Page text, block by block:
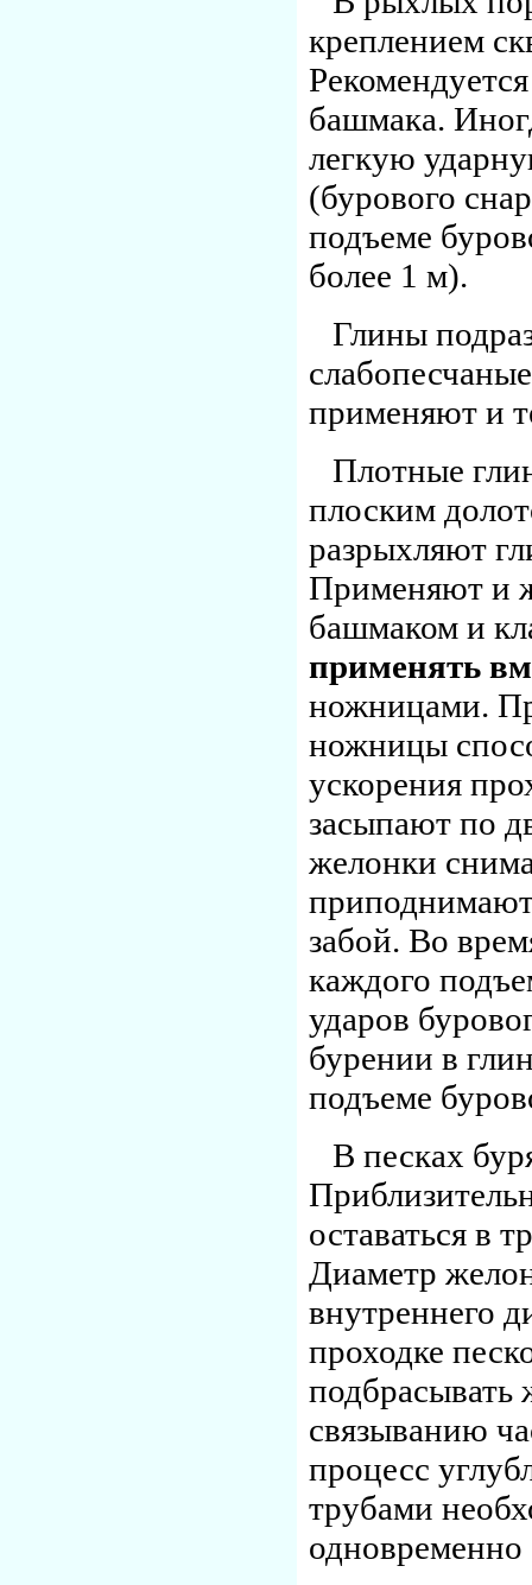
креплением
башмака.
легкую
(бурового
подъеме
более 1 м).
Глины
применяют и
Плотные
плоским
разрыхляют
Применяют и
башмаком и
применять
ножницами.
ножницы
ускорения
засыпают по
желонки
забой. Во
каждого
ударов
бурении в
подъеме
В песках
оставаться в
Диаметр
внутреннего
проходке
подбрасывать
связыванию
процесс
трубами
одновременно